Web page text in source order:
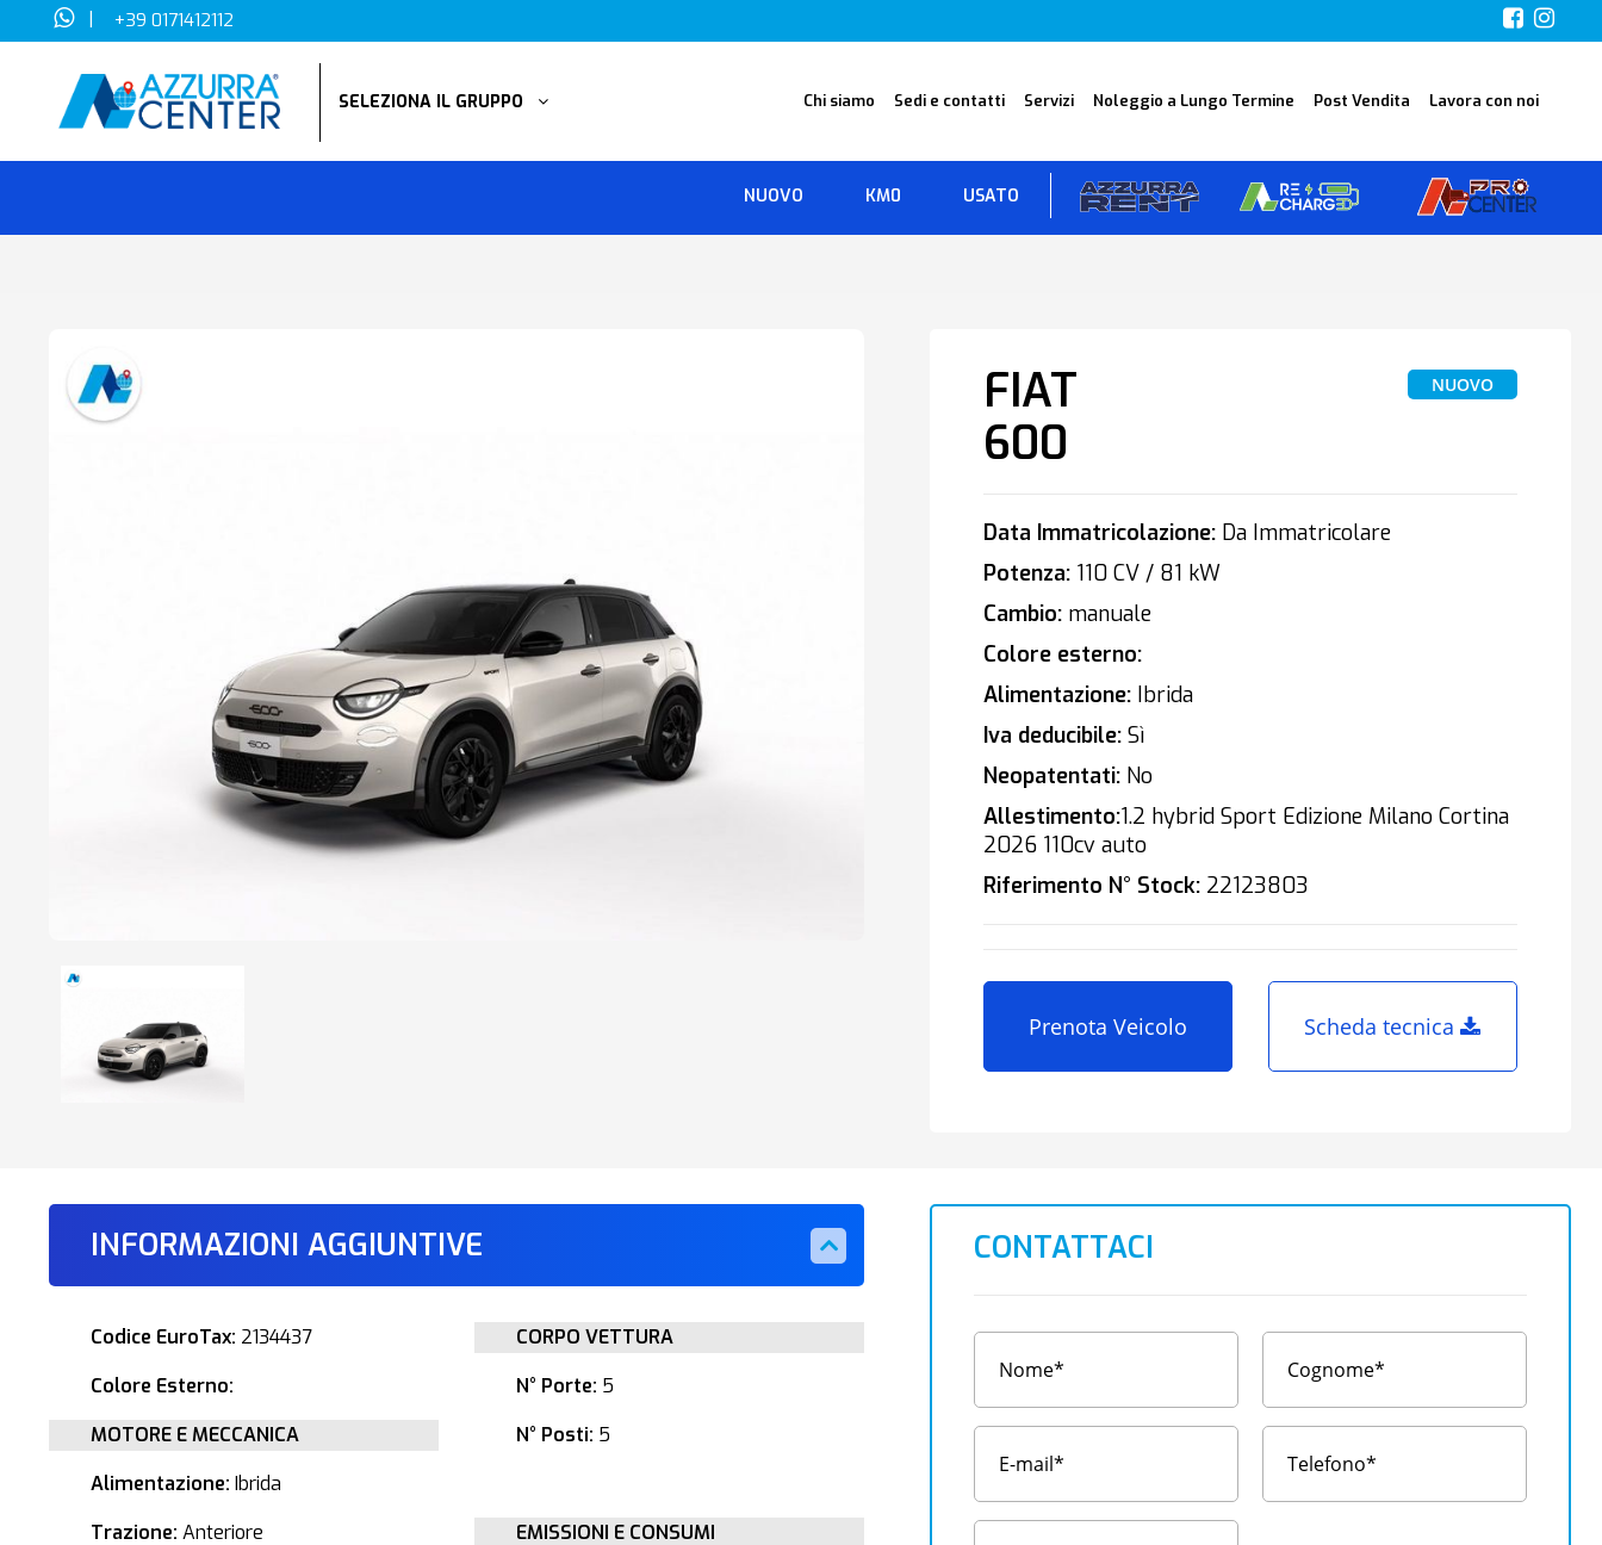
| +39 0171412112
SELEZIONA IL GRUPPO Chi siamo Sedi e contatti Servizi Noleggio a Lungo Termine Post Vendita Lavora con noi
NUOVO KM0 USATO
FIAT
600
NUOVO
Data Immatricolazione:Da Immatricolare
Potenza:110 CV / 81 kW
Cambio:manuale
Colore esterno:
Alimentazione:Ibrida
Iva deducibile:Sì
Neopatentati:No
Allestimento:1.2 hybrid Sport Edizione Milano Cortina
2026 110cv auto
Riferimento N° Stock:22123803
Prenota Veicolo Scheda tecnica
INFORMAZIONI AGGIUNTIVE
Codice EuroTax: 2134437
Colore Esterno:
MOTORE E MECCANICA
Alimentazione: Ibrida
Trazione: Anteriore
CORPO VETTURA
N° Porte: 5
N° Posti: 5
EMISSIONI E CONSUMI
CONTATTACI